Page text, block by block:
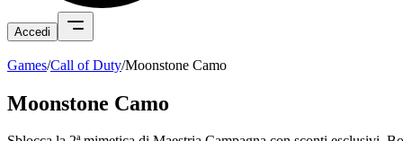
Accedi
Games/Call of Duty/Moonstone Camo
Moonstone Camo